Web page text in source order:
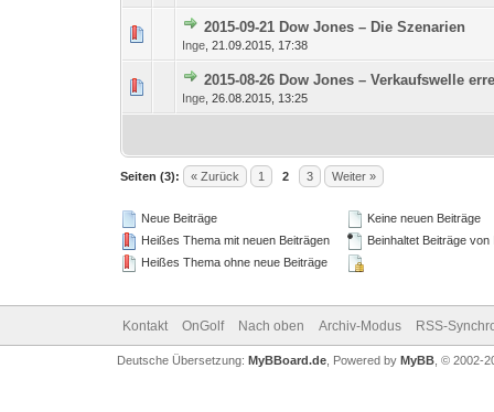
2015-09-21 Dow Jones – Die Szenarien
Inge ,21.09.2015, 17:38
0 Bewertung(en) - 0
2015-08-26 Dow Jones – Verkaufswelle
Inge ,26.08.2015, 13:25
0 Bewertung(en) - 0 1
Seiten (3): « Zurück 1 2 3 Weiter »
Neue Beiträge
Heißes Thema mit neuen Beiträgen
Heißes Thema ohne neue Beiträge
Keine neuen Beiträge
Beinhaltet Beiträge von
Kontakt OnGolf Nach oben Archiv-Modus RSS-
Deutsche Übersetzung: MyBBoard.de, Powered by MyBB, © 2002-